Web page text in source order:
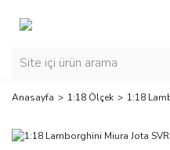
Anasayfa 1:18 Ölçek 1:18